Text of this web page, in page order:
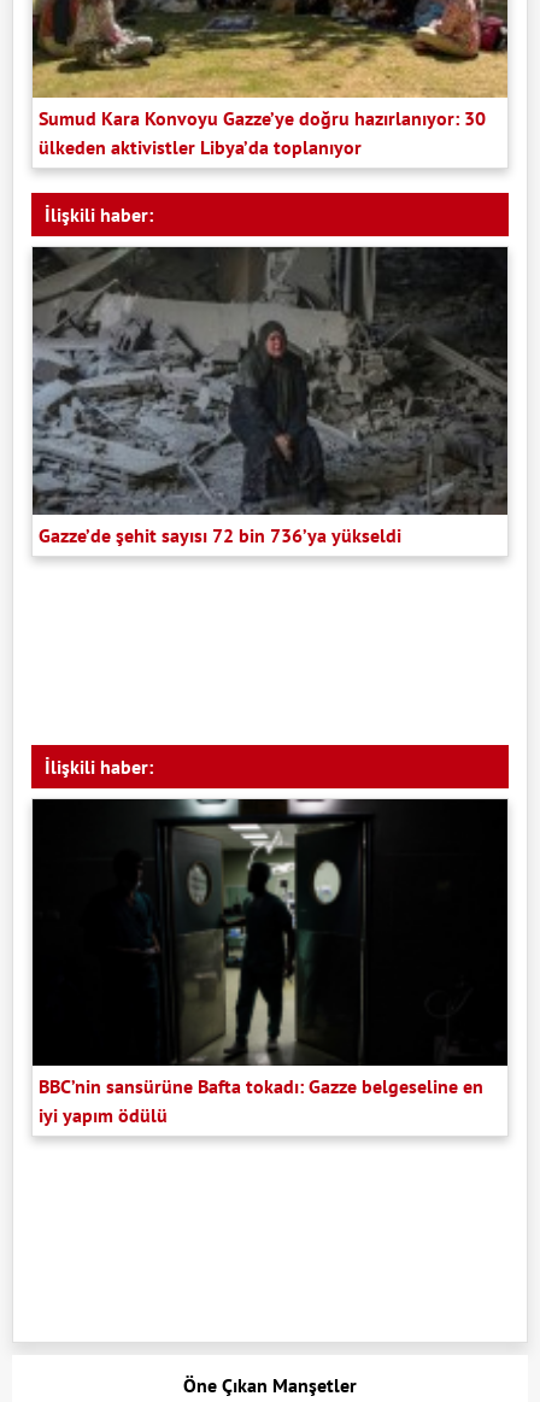
Sumud Kara Konvoyu Gazze’ye doğru hazırlanıyor: 30
ülkeden aktivistler Libya’da toplanıyor
İlişkili haber:
Gazze’de şehit sayısı 72 bin 736’ya yükseldi
İlişkili haber:
BBC’nin sansürüne Bafta tokadı: Gazze belgeseline en
iyi yapım ödülü
Öne Çıkan Manşetler